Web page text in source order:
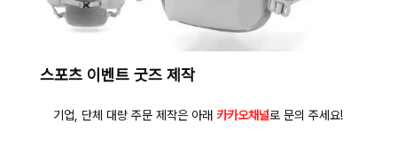
스포츠 이벤트 굿즈 제작
기업, 단체 대량 주문 제작은 아래 카카오채널로 문의 주세요!